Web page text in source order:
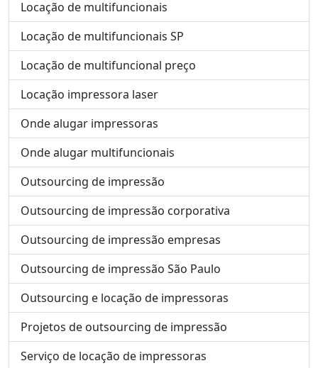
Locação de multifuncionais
Locação de multifuncionais SP
Locação de multifuncional preço
Locação impressora laser
Onde alugar impressoras
Onde alugar multifuncionais
Outsourcing de impressão
Outsourcing de impressão corporativa
Outsourcing de impressão empresas
Outsourcing de impressão São Paulo
Outsourcing e locação de impressoras
Projetos de outsourcing de impressão
Serviço de locação de impressoras